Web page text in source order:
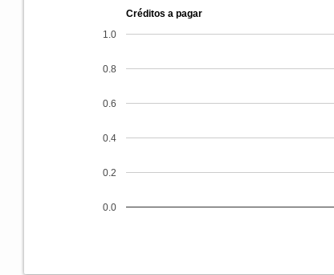
Créditos a pagar
0.0
0.2
0.4
0.6
0.8
1.0